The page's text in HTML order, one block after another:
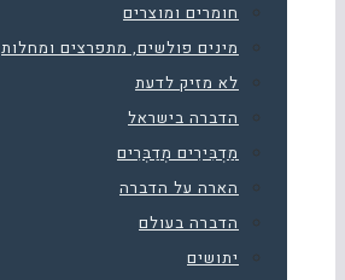
חומרים ומוצרים
מינים פולשים, מתפרצים ומחלות
לא מזיק לדעת
הדברה בישראל
מַדְבִּירִים מְדַבְּרִים
הארה על הדברה
הדברה בעולם
יתושים